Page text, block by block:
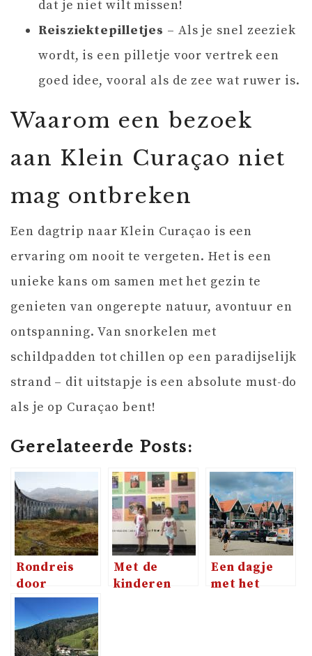
dat je niet wilt missen!
Reisziektepilletjes – Als je snel zeeziek
wordt, is een pilletje voor vertrek een
goed idee, vooral als de zee wat ruwer is.
Waarom een bezoek
aan Klein Curaçao niet
mag ontbreken
Een dagtrip naar Klein Curaçao is een
ervaring om nooit te vergeten. Het is een
unieke kans om samen met het gezin te
genieten van ongerepte natuur, avontuur en
ontspanning. Van snorkelen met
schildpadden tot chillen op een paradijselijk
strand – dit uitstapje is een absolute must-do
als je op Curaçao bent!
Gerelateerde Posts:
Rondreis
door
Schotland
met
kinderen:
een
Met de
kinderen
Een dagje
met het